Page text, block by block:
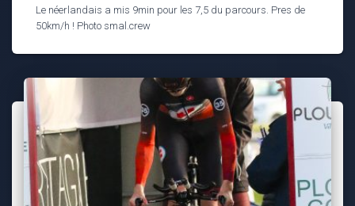
Le néerlandais a mis 9min pour les 7,5 du parcours. Pres de
50km/h ! Photo smal.crew